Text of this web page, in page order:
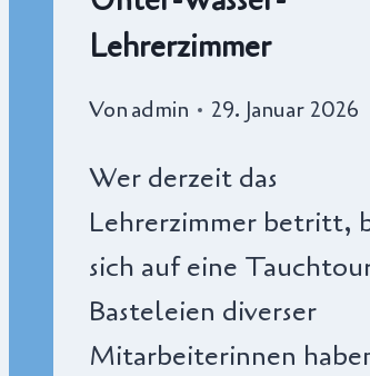
Lehrerzimmer
Vonadmin 29. Januar 2026
Wer derzeit das
Lehrerzimmer betritt,
sich auf eine
Basteleien diverser
Mitarbeiterinnen